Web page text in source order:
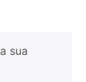
sua